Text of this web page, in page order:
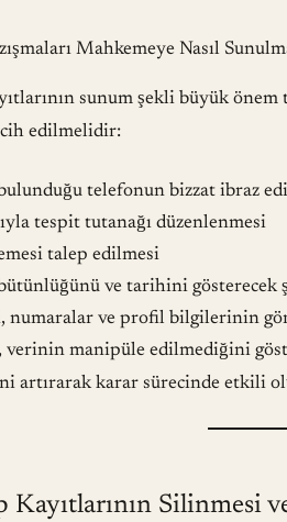
Mahkemeye Nasıl
sunum şekli büyük önem
edilmelidir:
bulunduğu telefonun bizzat ibraz
tespit tutanağı düzenlenmesi
talep edilmesi
bütünlüğünü ve tarihini gösterecek
numaralar ve profil bilgilerinin
verinin manipüle edilmediğini
artırarak karar sürecinde etkili
Kayıtlarının Silinmesi